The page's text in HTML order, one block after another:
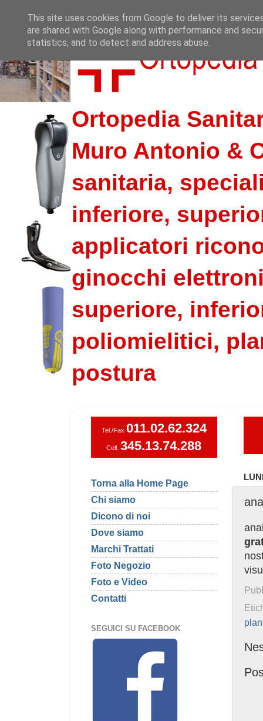
Ortopedia
Muro Antonio &
sanitaria,
inferiore,
applicatori
ginocchi
superiore,
poliomielitici,
postura
Tel./Fax 011.02.62.324
Cell.345.13.74.288
Torna alla Home Page
Chi siamo
Dicono di noi
Dove siamo
Marchi Trattati
Foto Negozio
Foto e Video
Contatti
SEGUICI SU FACEBOOK
This site uses cookies from Google to deliver its
are shared with Google along with performance and
statistics, and to detect and address abuse.